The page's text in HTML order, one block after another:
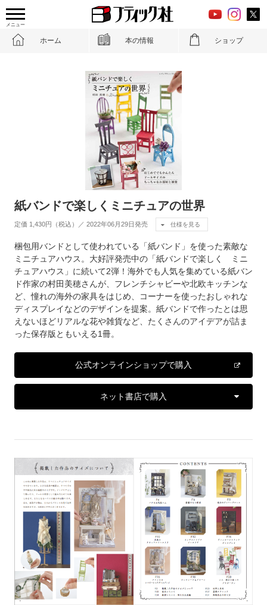
メニュー
ホーム 本の情報 ショップ
紙バンドで楽しくミニチュアの世界
定価 1,430円（税込）／ 2022年06月29日発売 仕様を見る
梱包用バンドとして使われている「紙バンド」を使った素敵な
ミニチュアハウス。大好評発売中の「紙バンドで楽しく ミニ
チュアハウス」に続いて2弾！海外でも人気を集めている紙バン
ド作家の村田美穂さんが、フレンチシャビーや北欧キッチンな
ど、憧れの海外の家具をはじめ、コーナーを使ったおしゃれな
ディスプレイなどのデザインを提案。紙バンドで作ったとは思
えないほどリアルな花や雑貨など、たくさんのアイデアが詰ま
った保存版ともいえる1冊。
公式オンラインショップで購入
ネット書店で購入